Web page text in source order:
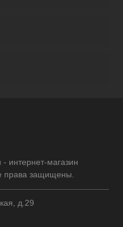
интернет-магазин
права защищены.
д.29